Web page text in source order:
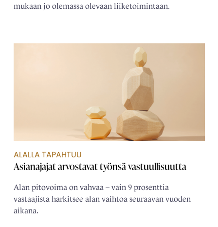
mukaan jo olemassa olevaan liiketoimintaan.
ALALLA TAPAHTUU
Asianajajat arvostavat työnsä vastuullisuutta
Alan pitovoima on vahvaa – vain 9 prosenttia
vastaajista harkitsee alan vaihtoa seuraavan vuoden
aikana.